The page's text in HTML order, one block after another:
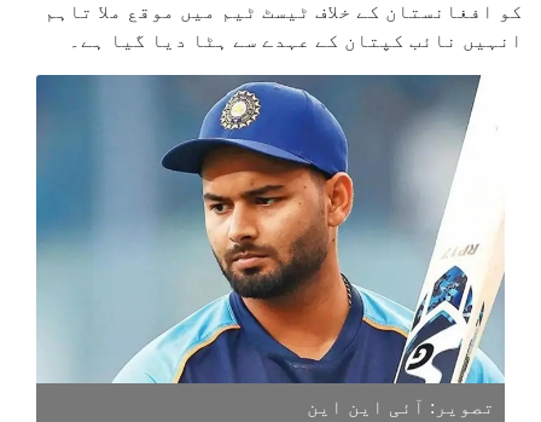
کو افغانستان کے خلاف ٹیسٹ ٹیم میں موقع ملا تاہم
انہیں نائب کپتان کے عہدے سے ہٹا دیا گیا ہے۔
تصویر: آئی این این